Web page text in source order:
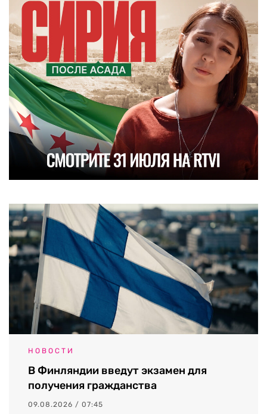
НОВОСТИ
В Финляндии введут экзамен для
получения гражданства
09.08.2026 / 07:45